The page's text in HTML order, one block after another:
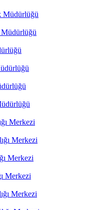
Müdürlüğü
Merkezi
Merkezi
Merkezi
Merkezi
Merkezi